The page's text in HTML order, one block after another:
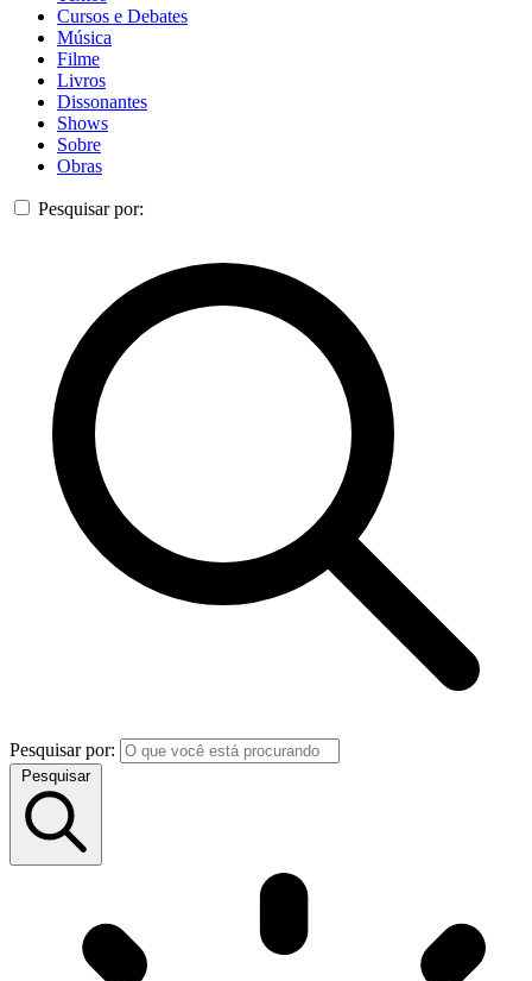
Cursos e Debates
Música
Filme
Livros
Dissonantes
Shows
Sobre
Obras
Pesquisar por:
Pesquisar por:
Pesquisar